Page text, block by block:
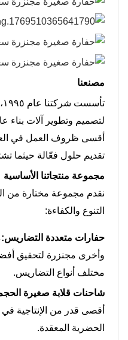
مصنعنا
لتصميم وتطوير آلات بناء
أقسى ظروف العمل في
تقديم حلول فعّالة حيثما
مجموعة منتجاتنا الأساسية
نقدم مجموعة مختارة من
التنوع والكفاءة:
حفارات متعددة التضاريس:
وأخرى مجنزرة لتحقيق
مختلف أنواع التضاريس.
شاحنات قلابة صغيرة
أقصى قدر من الإنتاجية في
الحضرية المعقدة.